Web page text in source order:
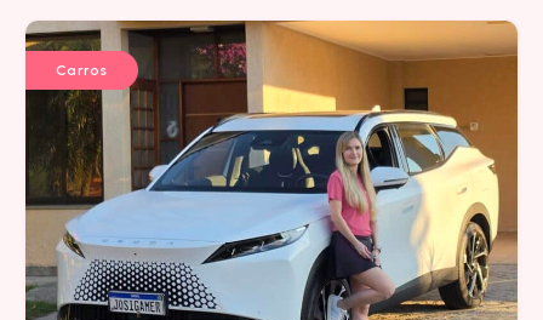
Carros